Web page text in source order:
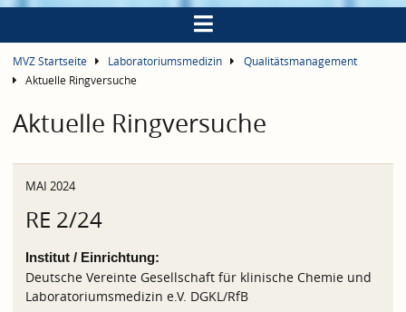
MVZ Startseite Laboratoriumsmedizin
Qualitätsmanagement
Aktuelle Ringversuche
Aktuelle Ringversuche
MAI 2024
RE 2/24
Institut / Einrichtung:
Deutsche Vereinte Gesellschaft für klinische Chemie und
Laboratoriumsmedizin e.V. DGKL/RfB